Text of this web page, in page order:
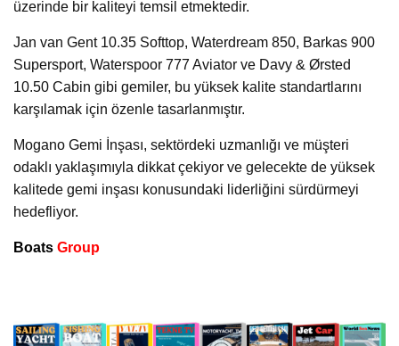
üzerinde bir kaliteyi temsil etmektedir.
Jan van Gent 10.35 Softtop, Waterdream 850, Barkas 900
Supersport, Waterspoor 777 Aviator ve Davy & Ørsted
10.50 Cabin gibi gemiler, bu yüksek kalite standartlarını
karşılamak için özenle tasarlanmıştır.
Mogano Gemi İnşası, sektördeki uzmanlığı ve müşteri
odaklı yaklaşımıyla dikkat çekiyor ve gelecekte de yüksek
kalitede gemi inşası konusundaki liderliğini sürdürmeyi
hedefliyor.
Boats Group